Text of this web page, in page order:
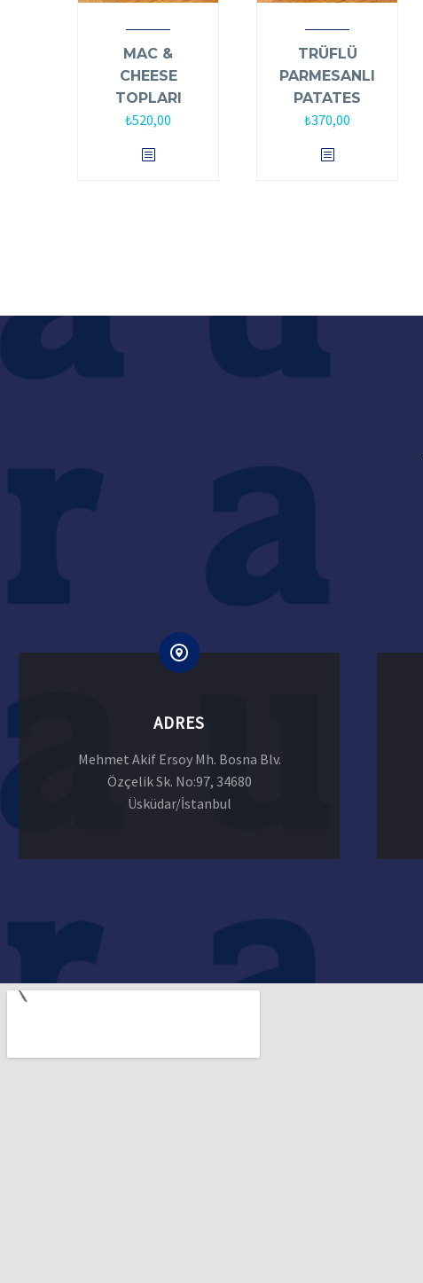
MAC &
CHEESE
TOPLARI
₺520,00
TRÜFLÜ
PARMESANLI
PATATES
₺370,00
ADRES
Mehmet Akif Ersoy Mh. Bosna Blv.
Özçelik Sk. No:97, 34680
Üsküdar/İstanbul